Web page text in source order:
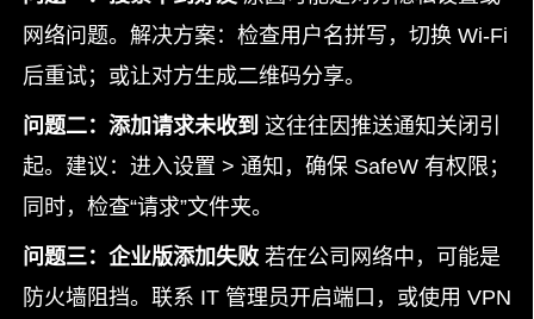
网络问题。解决方案：检查用户名拼写，切换 Wi-Fi
后重试；或让对方生成二维码分享。
问题二：添加请求未收到 这往往因推送通知关闭引
起。建议：进入设置 > 通知，确保 SafeW 有权限；
同时，检查“请求”文件夹。
问题三：企业版添加失败若在公司网络中，可能是
防火墙阻挡。联系 IT 管理员开启端口，或使用 VPN